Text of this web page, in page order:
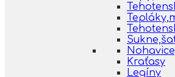
Kraťasy
Legíny